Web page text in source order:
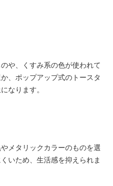
や、くすみ系の色が使われて
、ポップアップ式のトースタ
なります。
メタリックカラーのものを選
いため、生活感を抑えられま